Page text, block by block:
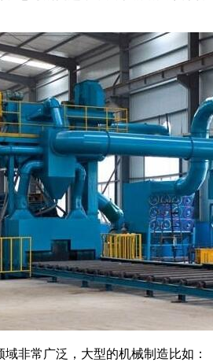
非常广泛，大型的机械制造比如：